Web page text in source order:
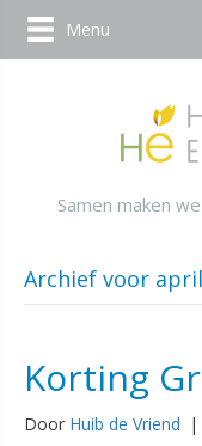
Menu
Samen maken
Archief voor
Korting
Door Huib de Vriend |